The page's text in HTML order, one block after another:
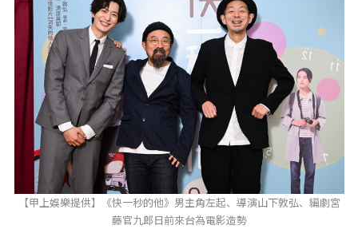
【甲上娛樂提供】《快一秒的他》男主角左起、導演山下敦弘、編劇宮
藤官九郎日前來台為電影造勢